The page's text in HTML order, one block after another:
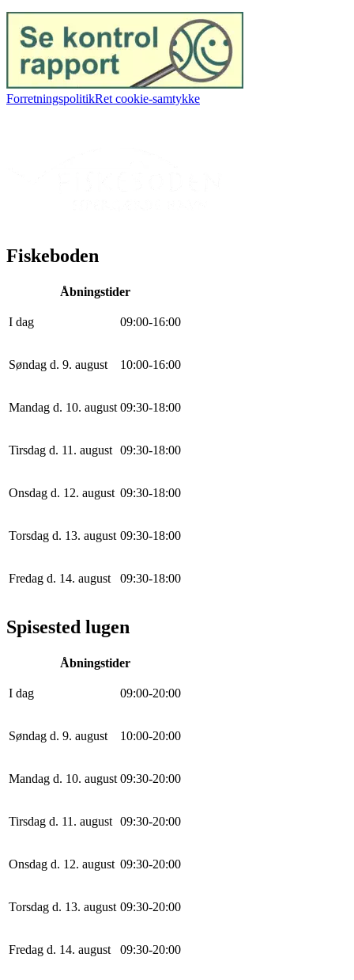
ForretningspolitikRet cookie-samtykke
Fiskeboden
Åbningstider
I dag 09:00-16:00
Søndag d. 9. august 10:00-16:00
Mandag d. 10. august 09:30-18:00
Tirsdag d. 11. august 09:30-18:00
Onsdag d. 12. august 09:30-18:00
Torsdag d. 13. august 09:30-18:00
Fredag d. 14. august 09:30-18:00
Spisested lugen
Åbningstider
I dag 09:00-20:00
Søndag d. 9. august 10:00-20:00
Mandag d. 10. august 09:30-20:00
Tirsdag d. 11. august 09:30-20:00
Onsdag d. 12. august 09:30-20:00
Torsdag d. 13. august 09:30-20:00
Fredag d. 14. august 09:30-20:00